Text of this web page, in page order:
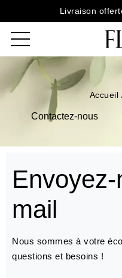
Livraison
Accueil
Contactez-nous
mail
Nous sommes à votre
questions et besoins !